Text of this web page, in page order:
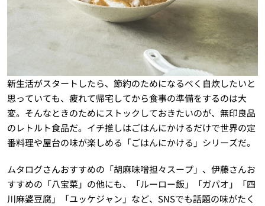
新生活がスタートしたら、節約のためになるべく自炊したいと
思っていても、疲れて帰宅してから食事の準備をするのは大
変。そんなときのためにストックしておきたいのが、無印良品
のレトルト食品だ。イチ推しはごはんにかけるだけで世界の定
番料理や屋台の味が楽しめる「ごはんにかける」シリーズだ。
ムタログさんおすすめの「胡麻味噌担々スープ」、伊藤さんお
すすめの「八宝菜」の他にも、「ルーロー飯」「ガパオ」「四
川麻婆豆腐」「ユッケジャン」など、SNSでも話題の味がたく